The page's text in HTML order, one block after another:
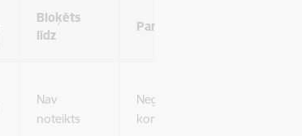
Bloķēts
līdz
Pamatojums
Nav
noteikts
Negodīga
komercprakse